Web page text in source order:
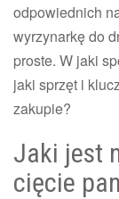
odpowiednich
wyrzynarkę do
proste. W jaki
jaki sprzęt i
zakupie?
Jaki jest
cięcie